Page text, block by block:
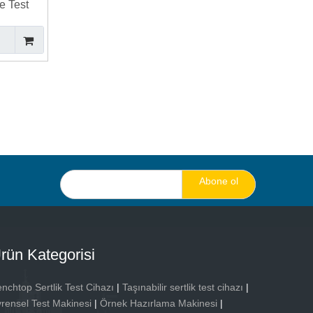
Test
Abone ol
Kategorisi
Sertlik Test Cihazı | Taşınabilir sertlik test cihazı |
Test Makinesi | Örnek Hazırlama Makinesi |